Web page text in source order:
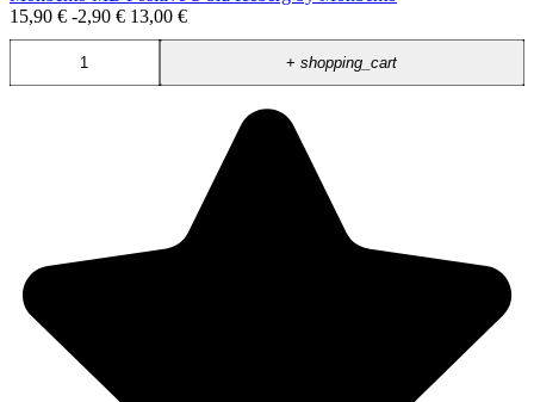
15,90 € -2,90 € 13,00 €
+shopping_cart